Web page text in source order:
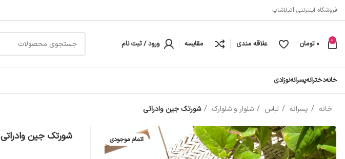
فروشگاه اینترنتی آتیلاشاپ
0
0 تومان علاقه مندی مقایسه ورود / ثبت نام
خانهدخترانهپسرانهنوزادی
خانه پسرانه لباس شلوار و شلوارک شورتک جین وادراتی
اتمام موجودی شورتک جین وادراتی